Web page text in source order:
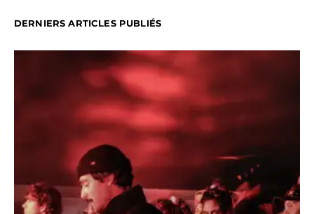
DERNIERS ARTICLES PUBLIÉS